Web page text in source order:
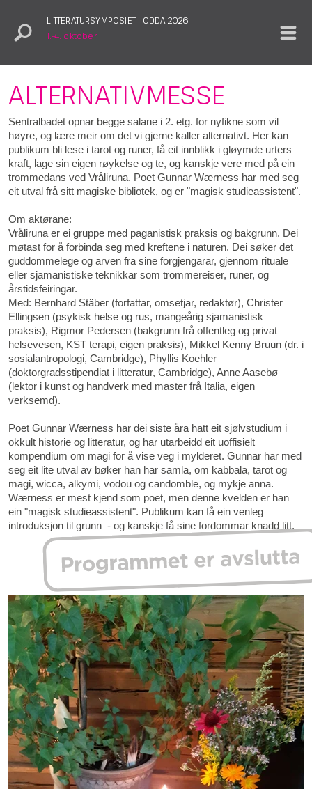
LITTERATURSYMPOSIET I ODDA 2026
1.–4. oktober
ALTERNATIVMESSE
Sentralbadet opnar begge salane i 2. etg. for nyfikne som vil
høyre, og lære meir om det vi gjerne kaller alternativt. Her kan
publikum bli lese i tarot og runer, få eit innblikk i gløymde urters
kraft, lage sin eigen røykelse og te, og kanskje vere med på ein
trommedans ved Vråliruna. Poet Gunnar Wærness har med seg
eit utval frå sitt magiske bibliotek, og er "magisk studieassistent".
Om aktørane:
Vråliruna er ei gruppe med paganistisk praksis og bakgrunn. Dei
møtast for å forbinda seg med kreftene i naturen. Dei søker det
guddommelege og arven fra sine forgjengarar, gjennom rituale
eller sjamanistiske teknikkar som trommereiser, runer, og
årstidsfeiringar.
Med: Bernhard Stäber (forfattar, omsetjar, redaktør), Christer
Ellingsen (psykisk helse og rus, mangeårig sjamanistisk
praksis), Rigmor Pedersen (bakgrunn frå offentleg og privat
helsevesen, KST terapi, eigen praksis), Mikkel Kenny Bruun (dr. i
sosialantropologi, Cambridge), Phyllis Koehler
(doktorgradsstipendiat i litteratur, Cambridge), Anne Aasebø
(lektor i kunst og handverk med master frå Italia, eigen
verksemd).
Poet Gunnar Wærness har dei siste åra hatt eit sjølvstudium i
okkult historie og litteratur, og har utarbeidd eit uoffisielt
kompendium om magi for å vise veg i mylderet. Gunnar har med
seg eit lite utval av bøker han har samla, om kabbala, tarot og
magi, wicca, alkymi, vodou og candomble, og mykje anna.
Wærness er mest kjend som poet, men denne kvelden er han
ein "magisk studieassistent". Publikum kan få ein venleg
introduksjon til grunn - og kanskje få sine fordommar knadd litt.